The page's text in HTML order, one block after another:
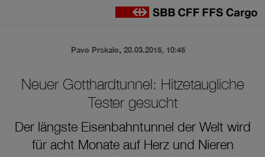
Pavo Prskalo, 20.03.2015, 10:45
Neuer Gotthardtunnel: Hitzetaugliche
Tester gesucht
Der längste Eisenbahntunnel der Welt wird
für acht Monate auf Herz und Nieren